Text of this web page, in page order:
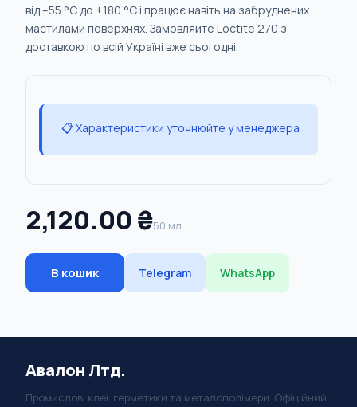
від –55 °C до +180 °C і працює навіть на забруднених
мастилами поверхнях. Замовляйте Loctite 270 з
доставкою по всій Україні вже сьогодні.
📋 Характеристики уточнюйте у менеджера
2,120.00 ₴50 мл
В кошик Telegram WhatsApp
Авалон Лтд.
Промислові клеї, герметики та металополімери. Офіційний